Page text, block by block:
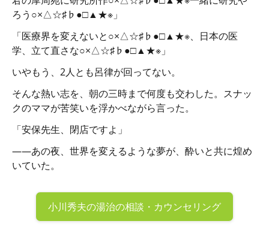
ろう○×△☆♯♭●□▲★※」
「医療界を変えないと○×△☆♯♭●□▲★※、日本の医
学、立て直さな○×△☆♯♭●□▲★※」
いやもう、2人とも呂律が回ってない。
そんな熱い志を、朝の三時まで何度も交わした。スナッ
クのママが苦笑いを浮かべながら言った。
「安保先生、閉店ですよ」
――あの夜、世界を変えるような夢が、酔いと共に煌め
いていた。
小川秀夫の湯治の相談・カウンセリング